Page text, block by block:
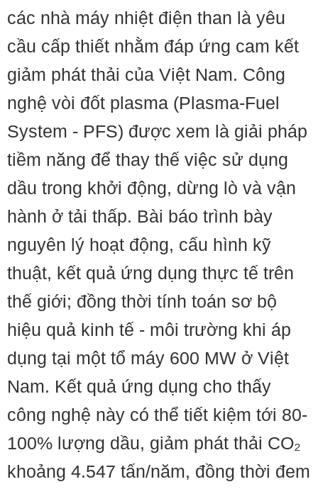
các nhà máy nhiệt điện than là yêu
cầu cấp thiết nhằm đáp ứng cam kết
giảm phát thải của Việt Nam. Công
nghệ vòi đốt plasma (Plasma-Fuel
System - PFS) được xem là giải pháp
tiềm năng để thay thế việc sử dụng
dầu trong khởi động, dừng lò và vận
hành ở tải thấp. Bài báo trình bày
nguyên lý hoạt động, cấu hình kỹ
thuật, kết quả ứng dụng thực tế trên
thế giới; đồng thời tính toán sơ bộ
hiệu quả kinh tế - môi trường khi áp
dụng tại một tổ máy 600 MW ở Việt
Nam. Kết quả ứng dụng cho thấy
công nghệ này có thể tiết kiệm tới 80-
100% lượng dầu, giảm phát thải CO₂
khoảng 4.547 tấn/năm, đồng thời đem